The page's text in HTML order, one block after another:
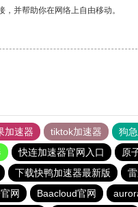
并帮助你在网络上自由移动。
加速器 tiktok加速器 狗
快连加速器官网入口 原
下载快鸭加速器最新版
网 Baacloud官网